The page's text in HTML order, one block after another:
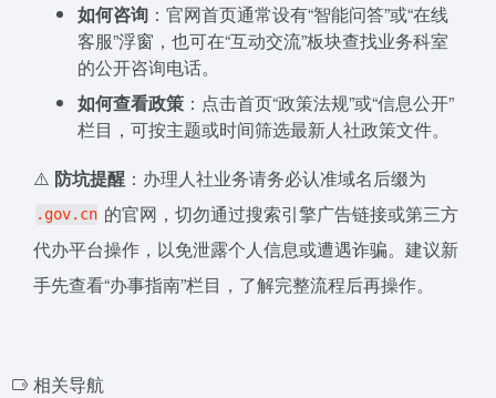
如何咨询 ：官网首页通常设有“智能问答”或“在线
客服”浮窗，也可在“互动交流”板块查找业务科室
的公开咨询电话。
如何查看政策 ：点击首页“政策法规”或“信息公开”
栏目，可按主题或时间筛选最新人社政策文件。
⚠️ 防坑提醒 ：办理人社业务请务必认准域名后缀为
.gov.cn 的官网，切勿通过搜索引擎广告链接或第三方
代办平台操作，以免泄露个人信息或遭遇诈骗。建议新
手先查看“办事指南”栏目，了解完整流程后再操作。
相关导航